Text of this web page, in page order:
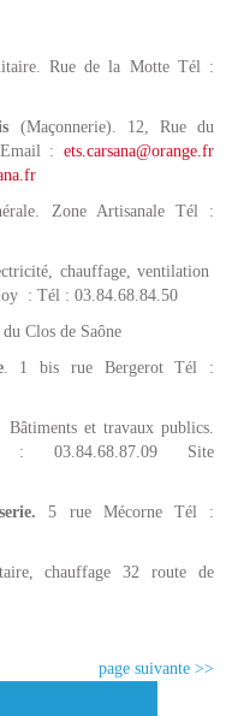
Rue de la Motte Tél :
(Maçonnerie). 12, Rue du
: ets.carsana@orange.fr
Zone Artisanale Tél :
chauffage, ventilation
: Tél : 03.84.68.84.50
Clos de Saône
. 1 bis rue Bergerot Tél :
Bâtiments et travaux publics.
03.84.68.87.09 Site
5 rue Mécorne Tél :
chauffage 32 route de
page suivante >>